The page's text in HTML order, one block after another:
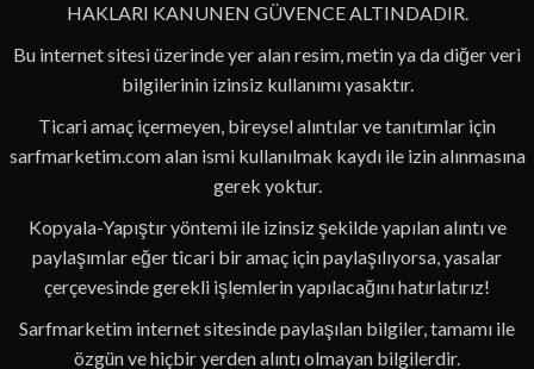
HAKLARI KANUNEN GÜVENCE ALTINDADIR.
Bu internet sitesi üzerinde yer alan resim, metin ya da diğer veri
bilgilerinin izinsiz kullanımı yasaktır.
Ticari amaç içermeyen, bireysel alıntılar ve tanıtımlar için
sarfmarketim.com alan ismi kullanılmak kaydı ile izin alınmasına
gerek yoktur.
Kopyala-Yapıştır yöntemi ile izinsiz şekilde yapılan alıntı ve
paylaşımlar eğer ticari bir amaç için paylaşılıyorsa, yasalar
çerçevesinde gerekli işlemlerin yapılacağını hatırlatırız!
Sarfmarketim internet sitesinde paylaşılan bilgiler, tamamı ile
özgün ve hiçbir yerden alıntı olmayan bilgilerdir.